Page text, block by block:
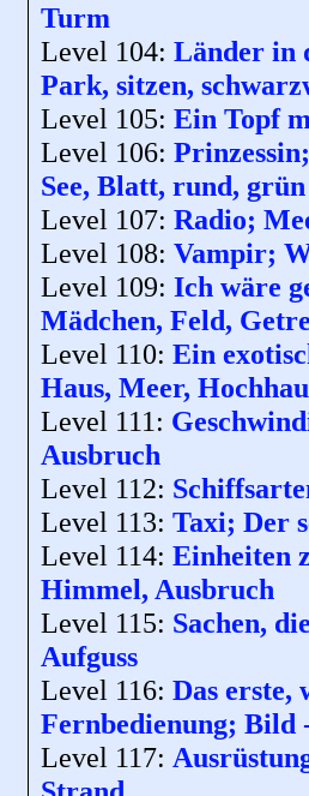
Turm
Level 104: Länder in
Park, sitzen,
Level 105: Ein Topf
Level 106:
See, Blatt, rund, grün
Level 107: Radio;
Level 108: Vampir;
Level 109: Ich wäre
Mädchen, Feld,
Level 110: Ein
Haus, Meer,
Level 111:
Ausbruch
Level 112:
Level 113: Taxi; Der
Level 114: Einheiten
Himmel, Ausbruch
Level 115: Sachen,
Aufguss
Level 116: Das erste,
Fernbedienung; Bild
Level 117: